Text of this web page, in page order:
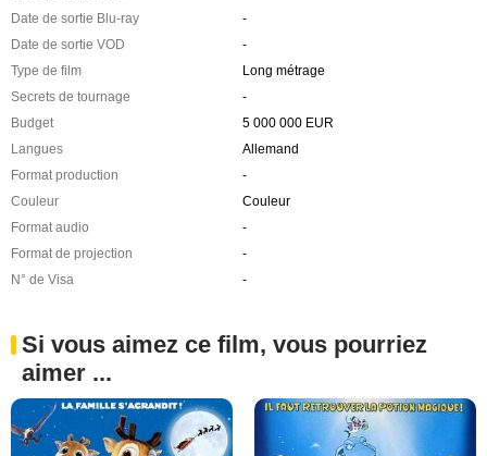
Date de sortie Blu-ray
-
Date de sortie VOD
-
Type de film
Long métrage
Secrets de tournage
-
Budget
5 000 000 EUR
Langues
Allemand
Format production
-
Couleur
Couleur
Format audio
-
Format de projection
-
N° de Visa
-
Si vous aimez ce film, vous pourriez
aimer ...